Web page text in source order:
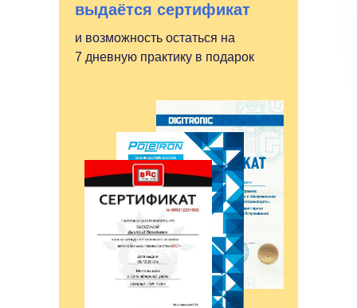
выдаётся сертификат
и возможность остаться на
7 дневную практику в подарок